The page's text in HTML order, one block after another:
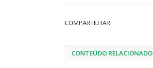
COMPARTILHAR:
CONTEÚDO RELACIONADO